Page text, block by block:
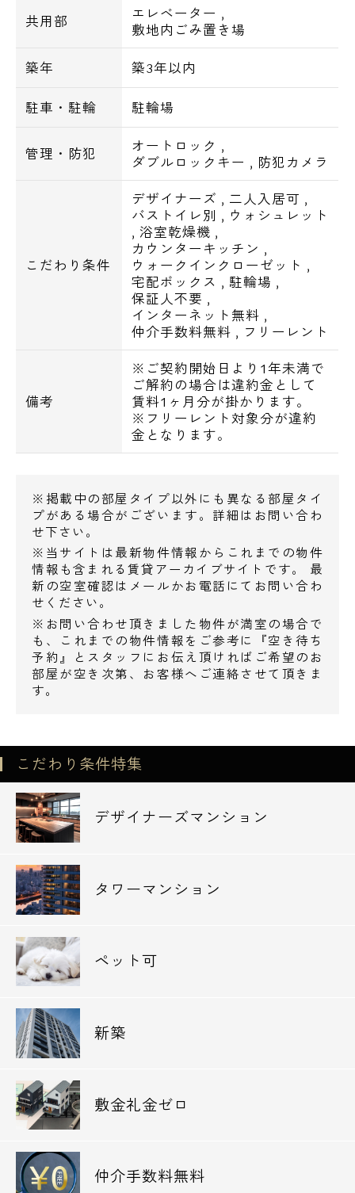
■駐輪場：あり
※台数に制限がある為、空き状況等はご確認
下さい。
【交通アクセス】
沿線1
都営大江戸線「新江古田」駅 徒歩8分
西武池袋線「桜台」駅 徒歩10分
都営大江戸線「練馬」駅 徒歩14分
ショッピング施設
◆マルエツ新江古田駅前店・・525m
◆ミニコープ桜台駅前店・・526m
◆西友桜台店・・534m
◆まいばすけっと江古田栄町店・・611m
◆スーパーみらべる江古田店・・635m
◆ファミリーマート練馬豊中通り店・・314m
◆ファミリーマート桜台駅前店・・466m
◆ローソンストア100練馬桜台店・・474m
◆ローソン中野江原町二丁目店・・491m
◆ファミリーマート新江古田駅前店・・506m
飲食店
◆しゃぶ葉豊玉北店・・262m
◆肉の万世環七豊玉店・・303m
◆バーミヤン練馬豊玉店・・442m
◆松屋桜台店 ・・487m
販売店
◆スズキ自販東京スズキアリーナ練馬・・80m
◆東日本三菱自動車販売練馬店・・135m
◆トヨタモビリティ東京豊玉目白通り店・・
359m
◆アポロステーション環七豊玉陸橋SS・・
372m
大学
◆私立武蔵大学・・380m
◆私立武蔵野音楽大学江古田キャンパス・・
1,005m
◆私立日本大学藝術学部・・1,014m
◆私立国際短期大学・・1,024m
◆私立目白大学短期大学部・・2,267m
中学校
◆練馬区立豊玉第二中学校・・152m
共用部 エレベーター ,
敷地内ごみ置き場
築年 築3年以内
駐車・駐輪 駐輪場
管理・防犯 オートロック ,
ダブルロックキー , 防犯カメラ
こだわり条件
デザイナーズ , 二人入居可 ,
バストイレ別 , ウォシュレット
, 浴室乾燥機 ,
カウンターキッチン ,
ウォークインクローゼット ,
宅配ボックス , 駐輪場 ,
保証人不要 ,
インターネット無料 ,
仲介手数料無料 , フリーレント
備考
※ご契約開始日より1年未満で
ご解約の場合は違約金として
賃料1ヶ月分が掛かります。
※フリーレント対象分が違約
金となります。
※掲載中の部屋タイプ以外にも異なる部屋タイ
プがある場合がございます。詳細はお問い合わ
せ下さい。
※当サイトは最新物件情報からこれまでの物件
情報も含まれる賃貸アーカイブサイトです。 最
新の空室確認はメールかお電話にてお問い合わ
せください。
※お問い合わせ頂きました物件が満室の場合で
も、これまでの物件情報をご参考に『空き待ち
予約』とスタッフにお伝え頂ければご希望のお
部屋が空き次第、お客様へご連絡させて頂きま
す。
こだわり条件特集
デザイナーズマンション
タワーマンション
ペット可
新築
敷金礼金ゼロ
仲介手数料無料
電話でお問い合わせ
0120-500-529
営業時間 10：00～18：00
メールでお問い合わせ
お問い合わせ